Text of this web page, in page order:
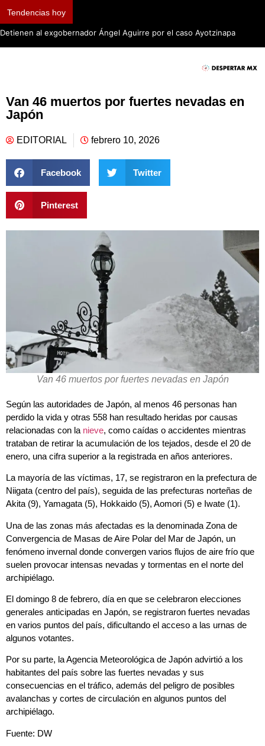
Tendencias hoy
Detienen al exgobernador Ángel Aguirre por el caso Ayotzinapa
Van 46 muertos por fuertes nevadas en
Japón
EDITORIAL febrero 10, 2026
Facebook Twitter
Pinterest
Van 46 muertos por fuertes nevadas en Japón
Según las autoridades de Japón, al menos 46 personas han
perdido la vida y otras 558 han resultado heridas por causas
relacionadas con la nieve, como caídas o accidentes mientras
trataban de retirar la acumulación de los tejados, desde el 20 de
enero, una cifra superior a la registrada en años anteriores.
La mayoría de las víctimas, 17, se registraron en la prefectura de
Niigata (centro del país), seguida de las prefecturas norteñas de
Akita (9), Yamagata (5), Hokkaido (5), Aomori (5) e Iwate (1).
Una de las zonas más afectadas es la denominada Zona de
Convergencia de Masas de Aire Polar del Mar de Japón, un
fenómeno invernal donde convergen varios flujos de aire frío que
suelen provocar intensas nevadas y tormentas en el norte del
archipiélago.
El domingo 8 de febrero, día en que se celebraron elecciones
generales anticipadas en Japón, se registraron fuertes nevadas
en varios puntos del país, dificultando el acceso a las urnas de
algunos votantes.
Por su parte, la Agencia Meteorológica de Japón advirtió a los
habitantes del país sobre las fuertes nevadas y sus
consecuencias en el tráfico, además del peligro de posibles
avalanchas y cortes de circulación en algunos puntos del
archipiélago.
Fuente: DW